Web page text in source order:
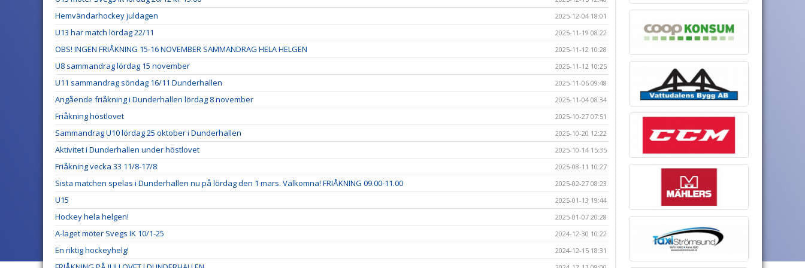
Hemvändarhockey juldagen 2025-12-04 18:01
U13 har match lördag 22/11 2025-11-19 08:22
OBS! INGEN FRIÅKNING 15-16 NOVEMBER SAMMANDRAG HELA HELGEN 2025-11-12 10:28
U8 sammandrag lördag 15 november 2025-11-12 10:25
U11 sammandrag söndag 16/11 Dunderhallen 2025-11-06 09:48
Angående friåkning i Dunderhallen lördag 8 november 2025-11-04 08:34
Friåkning höstlovet 2025-10-27 07:51
Sammandrag U10 lördag 25 oktober i Dunderhallen 2025-10-20 12:22
Aktivitet i Dunderhallen under höstlovet 2025-10-14 15:35
Friåkning vecka 33 11/8-17/8 2025-08-11 10:27
Sista matchen spelas i Dunderhallen nu på lördag den 1 mars. Välkomna! FRIÅKNING 09.00-11.00 2025-02-27 08:23
U15 2025-01-13 19:44
Hockey hela helgen! 2025-01-07 20:28
A-laget möter Svegs IK 10/1-25 2024-12-30 10:22
En riktig hockeyhelg! 2024-12-15 18:31